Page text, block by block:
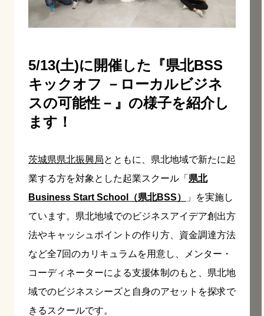
5/13(土)に開催した『県北BSS
キックオフ －ローカルビジネ
スの可能性－』の様子を紹介し
ます！
茨城県県北振興局とともに、県北地域で新たに起
業する方を対象とした起業スクール「 県北
Business Start School（県北BSS）
」を実施し
ています。県北地域でのビジネスアイデア創出方
法やキャッシュポイントの作り方、資金調達方法
など全7回のカリキュラムを用意し、メンター・
コーディネーターによる支援体制のもと、県北地
域でのビジネスシーズと自身のアセットを探求で
きるスクールです。